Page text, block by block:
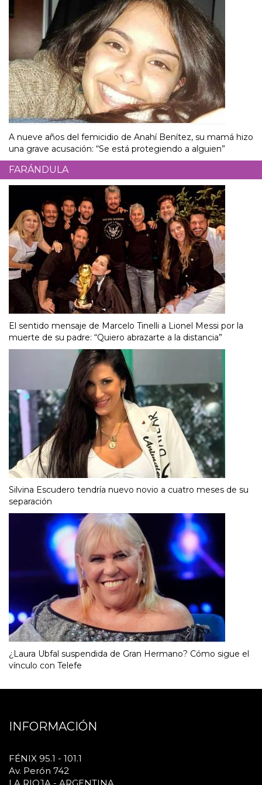
A nueve años del femicidio de Anahí Benítez, su mamá hizo
una grave acusación: “Se está protegiendo a alguien”
FARÁNDULA
El sentido mensaje de Marcelo Tinelli a Lionel Messi por la
muerte de su padre: “Quiero abrazarte a la distancia”
Silvina Escudero tendría nuevo novio a cuatro meses de su
separación
¿Laura Ubfal suspendida de Gran Hermano? Cómo sigue el
vínculo con Telefe
INFORMACIÓN
FÉNIX 95.1 - 101.1
Av. Perón 742